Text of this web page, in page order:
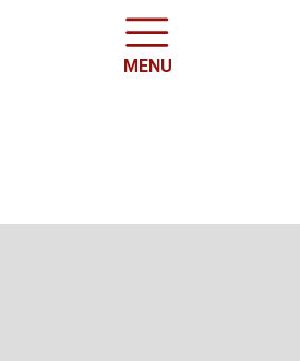
MENU